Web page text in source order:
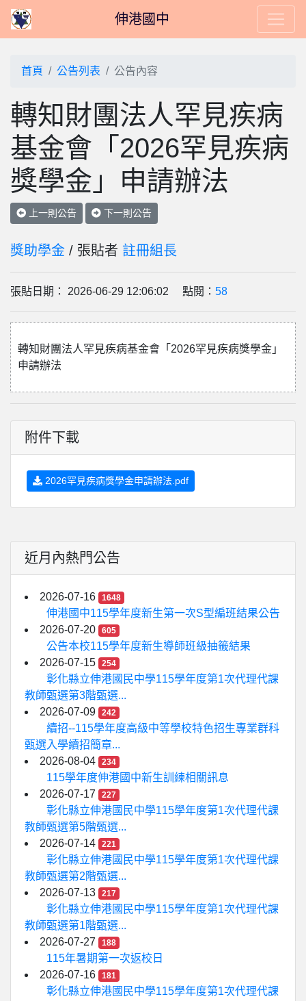
伸港國中
首頁 公告列表 公告內容
轉知財團法人罕見疾病
基金會「2026罕見疾病
獎學金」申請辦法
上一則公告 下一則公告
獎助學金 / 張貼者 註冊組長
張貼日期： 2026-06-29 12:06:02 點閱： 58
轉知財團法人罕見疾病基金會「2026罕見疾病獎學金」
申請辦法
附件下載
2026罕見疾病獎學金申請辦法.pdf
近月內熱門公告
2026-07-16 1648
伸港國中115學年度新生第一次S型編班結果公告
2026-07-20
605
公告本校115學年度新生導師班級抽籤結果
2026-07-15
254
彰化縣立伸港國民中學115學年度第1次代理代課
教師甄選第3階甄選...
2026-07-09
242
續招--115學年度高級中等學校特色招生專業群科
甄選入學續招簡章...
2026-08-04
234
115學年度伸港國中新生訓練相關訊息
2026-07-17
227
彰化縣立伸港國民中學115學年度第1次代理代課
教師甄選第5階甄選...
2026-07-14
221
彰化縣立伸港國民中學115學年度第1次代理代課
教師甄選第2階甄選...
2026-07-13
217
彰化縣立伸港國民中學115學年度第1次代理代課
教師甄選第1階甄選...
2026-07-27
188
115年暑期第一次返校日
2026-07-16
181
彰化縣立伸港國民中學115學年度第1次代理代課